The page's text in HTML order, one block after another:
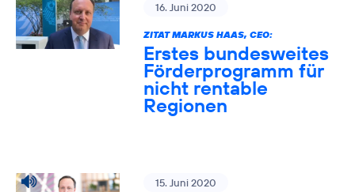
16. Juni 2020
ZITAT MARKUS HAAS, CEO:
Erstes bundesweites
Förderprogramm für
nicht rentable
Regionen
15. Juni 2020